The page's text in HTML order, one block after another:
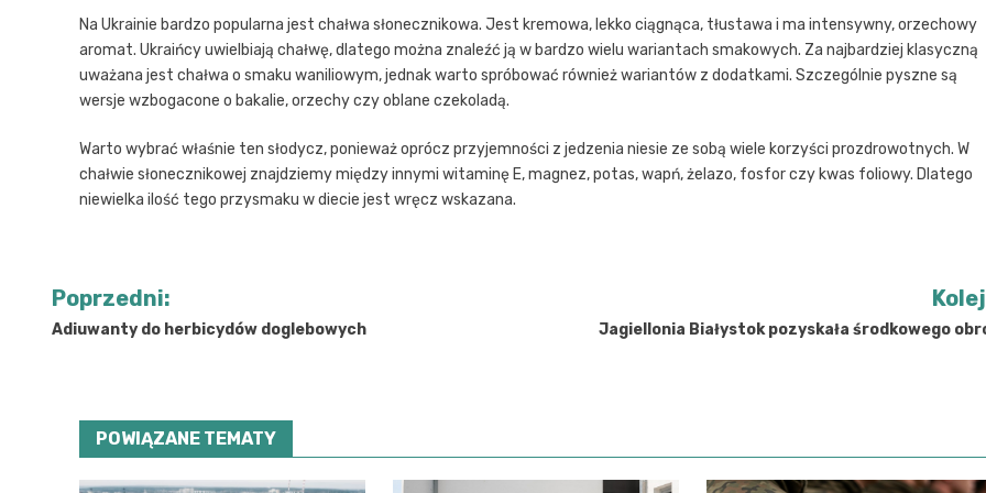
Na Ukrainie bardzo popularna jest chałwa słonecznikowa. Jest kremowa, lekko ciągnąca, tłustawa i ma intensywny, orzechowy
aromat. Ukraińcy uwielbiają chałwę, dlatego można znaleźć ją w bardzo wielu wariantach smakowych. Za najbardziej klasyczną
uważana jest chałwa o smaku waniliowym, jednak warto spróbować również wariantów z dodatkami. Szczególnie pyszne są
wersje wzbogacone o bakalie, orzechy czy oblane czekoladą.
Warto wybrać właśnie ten słodycz, ponieważ oprócz przyjemności z jedzenia niesie ze sobą wiele korzyści prozdrowotnych. W
chałwie słonecznikowej znajdziemy między innymi witaminę E, magnez, potas, wapń, żelazo, fosfor czy kwas foliowy. Dlatego
niewielka ilość tego przysmaku w diecie jest wręcz wskazana.
Nawigacja
wpisu
Poprzedni:
Adiuwanty do herbicydów doglebowych Jagiellonia Białystok pozyskała środkowego
POWIĄZANE TEMATY